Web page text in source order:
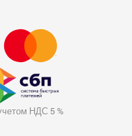
НДС 5 %